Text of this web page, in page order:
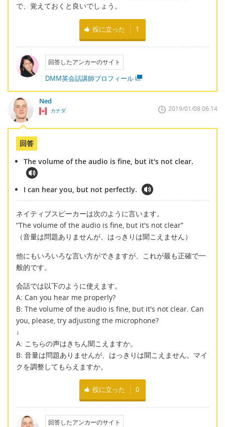
で、覚えておくと良いでしょう。
役に立った 1
回答したアンカーのサイト
DMM英会話講師プロフィール
Ned
カナダ 2019/01/08 06:14
回答
The volume of the audio is fine, but it's not clear.
I can hear you, but not perfectly.
ネイティブスピーカーは次のように言います。
“The volume of the audio is fine, but it's not clear”
（音量は問題ありませんが、はっきりは聞こえません）
他にもいろいろな言い方ができますが、これが最も正確で一
般的です。
会話では以下のように使えます。
A: Can you hear me properly?
B: The volume of the audio is fine, but it's not clear. Can
you, please, try adjusting the microphone?
↓
A: こちらの声はきちん聞こえますか。
B: 音量は問題ありませんが、はっきりは聞こえません。マイ
クを調整してもらえますか。
役に立った 0
回答したアンカーのサイト